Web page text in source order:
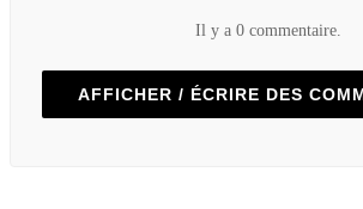
Il y a 0 commentaire.
AFFICHER / ÉCRIRE DES